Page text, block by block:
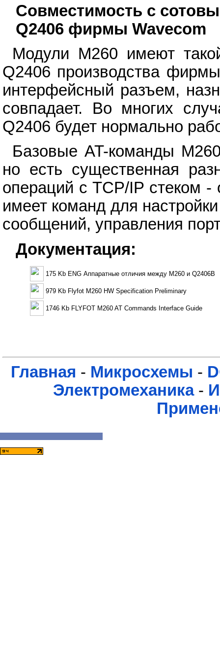
Совместимость с
Q2406 фирмы Wavecom
Модули M260 имеют
Q2406 производства
интерфейсный разъем,
совпадает. Во многих
Q2406 будет нормально
Базовые AT-команды
но есть существенная
операций с TCP/IP стеком
имеет команд для
сообщений, управления
Документация:
175 Kb ENG Аппаратные отличия между M260 и Q2406B
979 Kb Flyfot M260 HW Specification Preliminary
1746 Kb FLYFOT M260 AT Commands Interface Guide
Главная - Микросхемы -
Электромеханика-